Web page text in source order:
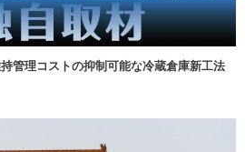
管理コストの抑制可能な冷蔵倉庫新工法